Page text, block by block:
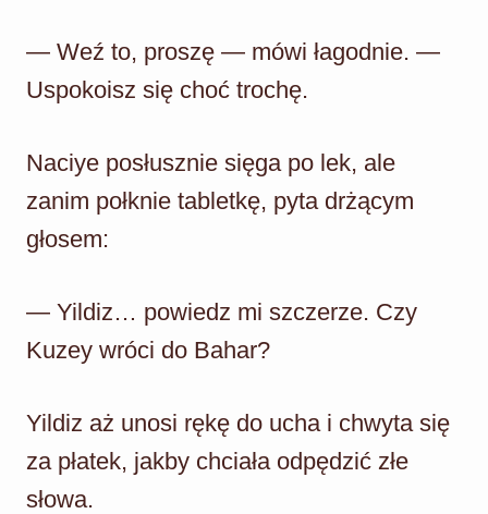
— Weź to, proszę — mówi łagodnie. —
Uspokoisz się choć trochę.
Naciye posłusznie sięga po lek, ale
zanim połknie tabletkę, pyta drżącym
głosem:
— Yildiz… powiedz mi szczerze. Czy
Kuzey wróci do Bahar?
Yildiz aż unosi rękę do ucha i chwyta się
za płatek, jakby chciała odpędzić złe
słowa.